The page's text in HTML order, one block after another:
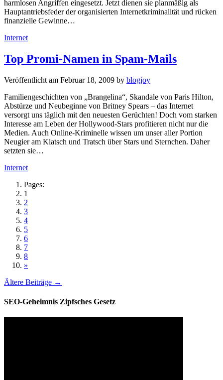
harmlosen Angriffen eingesetzt. Jetzt dienen sie planmäßig als
Hauptantriebsfeder der organisierten Internetkriminalität und rücken
finanzielle Gewinne…
Kategorien
Internet
Top Promi-Namen in Spam-Mails
Veröffentlicht am Februar 18, 2009 by blogjoy
Familiengeschichten von „Brangelina“, Skandale von Paris Hilton,
Abstürze und Neubeginne von Britney Spears – das Internet
versorgt uns täglich mit den neuesten Gerüchten! Doch vom starken
Interesse am Leben der Hollywood-Stars profitieren nicht nur die
Medien. Auch Online-Kriminelle wissen um unser aller Portion
Neugier am Klatsch und Tratsch über Stars und Sternchen. Daher
setzten sie…
Kategorien
Internet
Pages:
1
2
3
4
5
6
7
8
»
Ältere Beiträge →
SEO-Geheimnis Zipfsches Gesetz